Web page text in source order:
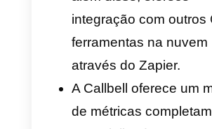
API do WhatsApp
um BSP oficial,
Isso significa que
empresa que